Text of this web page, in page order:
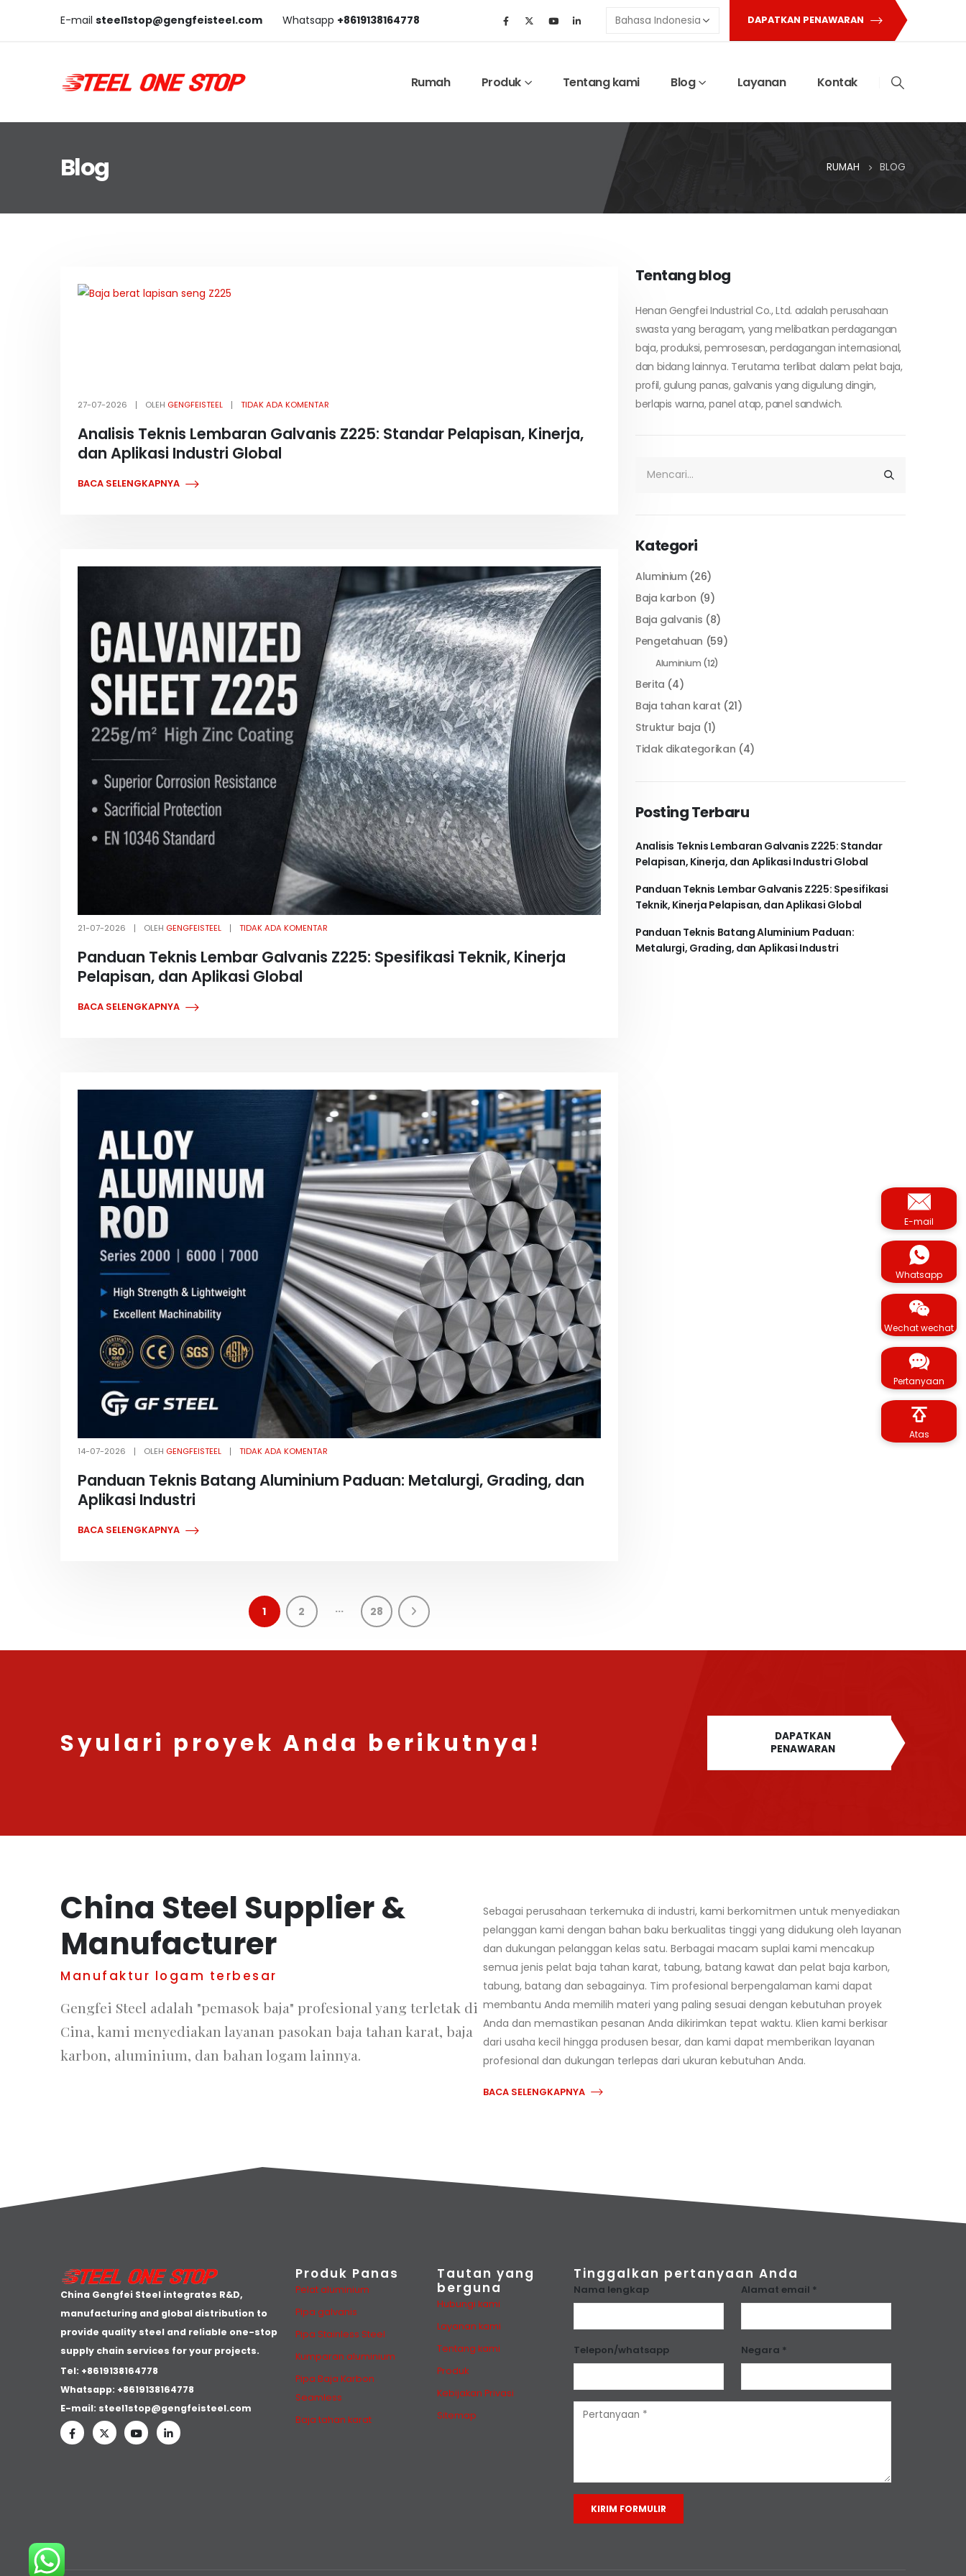
E-mail steel1stop@gengfeisteel.com Whatsapp +8619138164778 DAPATKAN PENAWARAN
Rumah Produk Tentang kami Blog Layanan Kontak
Blog RUMAH BLOG
27-07-2026 OLEH GENGFEISTEEL TIDAK ADA KOMENTAR
Analisis Teknis Lembaran Galvanis Z225: Standar Pelapisan, Kinerja,
dan Aplikasi Industri Global
BACA SELENGKAPNYA
21-07-2026 OLEH GENGFEISTEEL TIDAK ADA KOMENTAR
Panduan Teknis Lembar Galvanis Z225: Spesifikasi Teknik, Kinerja
Pelapisan, dan Aplikasi Global
BACA SELENGKAPNYA
14-07-2026 OLEH GENGFEISTEEL TIDAK ADA KOMENTAR
Panduan Teknis Batang Aluminium Paduan: Metalurgi, Grading, dan
Aplikasi Industri
BACA SELENGKAPNYA
1 2 ... 28
Tentang blog
Henan Gengfei Industrial Co., Ltd. adalah perusahaan
swasta yang beragam, yang melibatkan perdagangan
baja, produksi, pemrosesan, perdagangan internasional,
dan bidang lainnya. Terutama terlibat dalam pelat baja,
profil, gulung panas, galvanis yang digulung dingin,
berlapis warna, panel atap, panel sandwich.
Kategori
Aluminium(26)
Baja karbon (9)
Baja galvanis (8)
Pengetahuan (59)
Aluminium (12)
Berita (4)
Baja tahan karat (21)
Struktur baja (1)
Tidak dikategorikan (4)
Posting Terbaru
Analisis Teknis Lembaran Galvanis Z225: Standar
Pelapisan, Kinerja, dan Aplikasi Industri Global
Panduan Teknis Lembar Galvanis Z225: Spesifikasi
Teknik, Kinerja Pelapisan, dan Aplikasi Global
Panduan Teknis Batang Aluminium Paduan:
Metalurgi, Grading, dan Aplikasi Industri
Syulari proyek Anda berikutnya!
DAPATKAN
PENAWARAN
China Steel Supplier &
Manufacturer
Manufaktur logam terbesar
Gengfei Steel adalah "pemasok baja" profesional yang terletak di
Cina, kami menyediakan layanan pasokan baja tahan karat, baja
karbon, aluminium, dan bahan logam lainnya.
Sebagai perusahaan terkemuka di industri, kami berkomitmen untuk menyediakan
pelanggan kami dengan bahan baku berkualitas tinggi yang didukung oleh layanan
dan dukungan pelanggan kelas satu. Berbagai macam suplai kami mencakup
semua jenis pelat baja tahan karat, tabung, batang kawat dan pelat baja karbon,
tabung, batang dan sebagainya. Tim profesional berpengalaman kami dapat
membantu Anda memilih materi yang paling sesuai dengan kebutuhan proyek
Anda dan memastikan pesanan Anda dikirimkan tepat waktu. Klien kami berkisar
dari usaha kecil hingga produsen besar, dan kami dapat memberikan layanan
profesional dan dukungan terlepas dari ukuran kebutuhan Anda.
BACA SELENGKAPNYA
E-mail
Whatsapp
Wechat wechat
Pertanyaan
Atas
China Gengfei Steel integrates R&D,
manufacturing and global distribution to
provide quality steel and reliable one-stop
supply chain services for your projects.
Tel: +8619138164778
Whatsapp: +8619138164778
E-mail: steel1stop@gengfeisteel.com
Produk Panas
Pelat aluminium
Pipa galvanis
Pipa Stainless Steel
Kumparan aluminium
Pipa Baja Karbon
Seamless
Baja tahan karat
Tautan yang
berguna
Hubungi kami
Layanan kami
Tentang kami
Produk
Kebijakan Privasi
Sitemap
Tinggalkan pertanyaan Anda
Nama lengkap Alamat email *
Telepon/whatsapp Negara *